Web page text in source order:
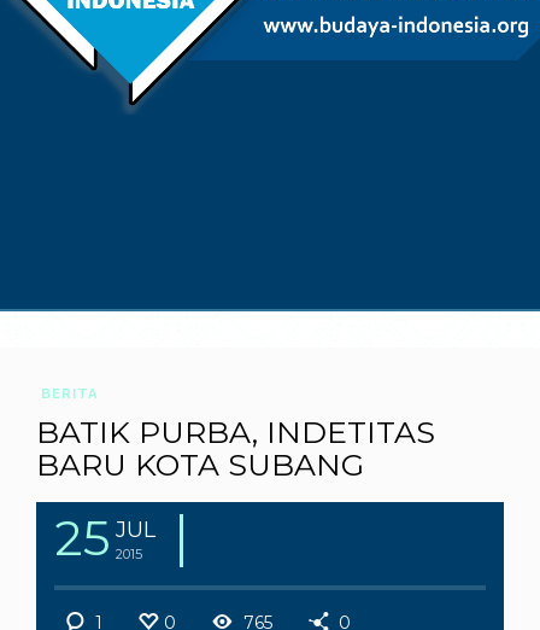
BERITA
BATIK PURBA, INDETITAS
BARU KOTA SUBANG
25 JUL
2015
1 0 765 0